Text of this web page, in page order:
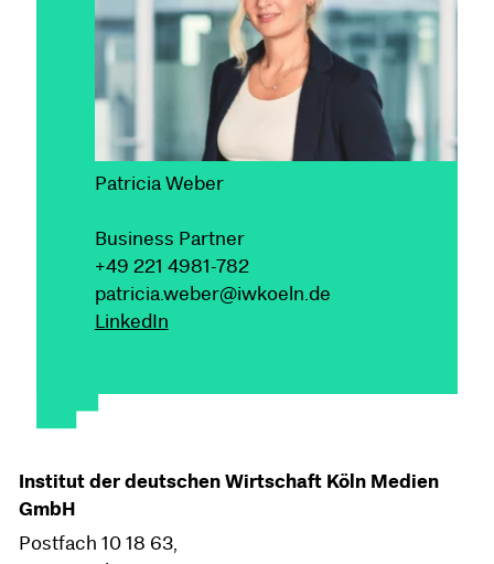
Patricia Weber
Business Partner
+49 221 4981-782
patricia.weber@iwkoeln.de
LinkedIn
Institut der deutschen Wirtschaft Köln Medien
GmbH
Postfach 10 18 63,